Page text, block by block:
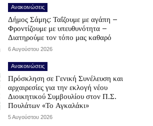
Ανακοινώσεις
Δήμος Σάμης: Ταΐζουμε με αγάπη –
Φροντίζουμε με υπευθυνότητα –
Διατηρούμε τον τόπο μας καθαρό
6 Αυγούστου 2026
Ανακοινώσεις
Πρόσκληση σε Γενική Συνέλευση και
αρχαιρεσίες για την εκλογή νέου
Διοικητικού Συμβουλίου στον Π.Σ.
Πουλάτων «Το Αγκαλάκι»
5 Αυγούστου 2026